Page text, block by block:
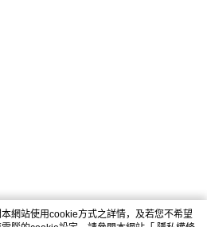
網站使用cookie方式之詳情，及若您不希望